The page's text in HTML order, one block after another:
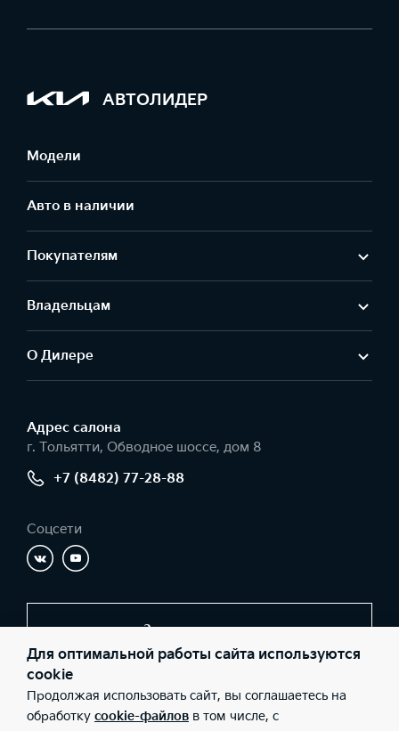
АВТОЛИДЕР
Модели
Авто в наличии
Покупателям
Владельцам
О Дилере
Адрес салонa
г. Тольятти, Обводное шоссе, дом 8
+7 (8482) 77-28-88
Соцсети
Заказать звонок
© 2026 Юридические лица ООО «Автолидер» (Фактический
адрес: г. Тольятти, Обводное шоссе, дом 8; Телефон: +7 (8482)
77-28-88; ИНН: 6324106304; ОГРН: 1196313089224), ООО «Киа
Для оптимальной работы сайта используются
cookie
Продолжая использовать сайт, вы соглашаетесь на
обработку cookie-файлов в том числе, с